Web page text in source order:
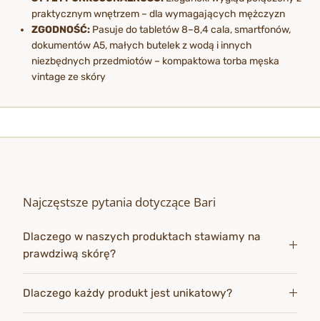
praktycznym wnętrzem – dla wymagających mężczyzn
ZGODNOŚĆ: Pasuje do tabletów 8–8,4 cala, smartfonów,
dokumentów A5, małych butelek z wodą i innych
niezbędnych przedmiotów – kompaktowa torba męska
vintage ze skóry
Najczęstsze pytania dotyczące Bari
Dlaczego w naszych produktach stawiamy na
prawdziwą skórę?
Dlaczego każdy produkt jest unikatowy?